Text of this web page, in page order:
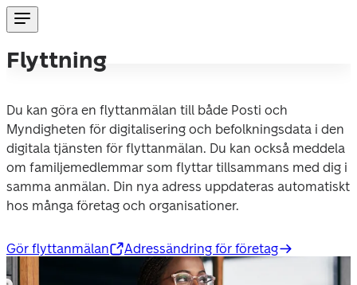
Flyttning
Du kan göra en flyttanmälan till både Posti och
Myndigheten för digitalisering och befolkningsdata i den
digitala tjänsten för flyttanmälan. Du kan också meddela
om familjemedlemmar som flyttar tillsammans med dig i
samma anmälan. Din nya adress uppdateras automatiskt
hos många företag och organisationer.
Gör flyttanmälan Adressändring för företag